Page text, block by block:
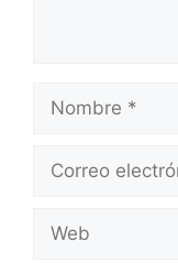
Nombre
Correo
Web